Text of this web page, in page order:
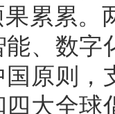
果累累
、数字
原则，
大全球